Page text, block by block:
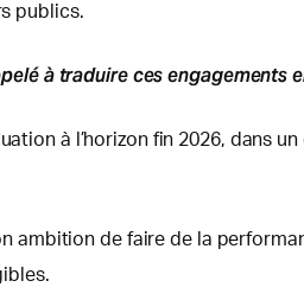
publics.
à traduire ces
à l’horizon fin 2026,
ambition de faire de la